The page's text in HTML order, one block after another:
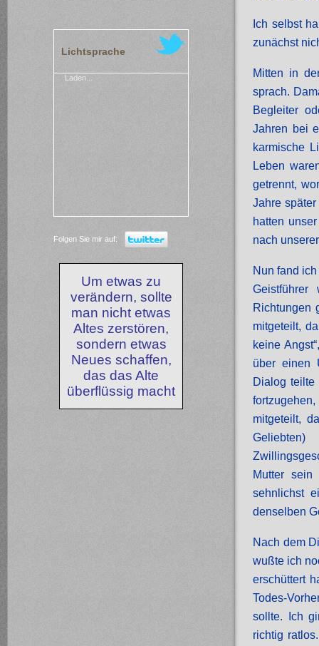
Ich selbst
zunächst
Mitten in
sprach.
Begleiter
Jahren bei
karmische
Leben
getrennt,
Jahre
hatten
nach
Nun fand
Richtungen
mitgeteilt,
keine
über einen
Dialog
mitgeteilt,
Mutter
sehnlichst
denselben
Nach dem
wußte ich
erschüttert
Todes-
sollte. Ich
richtig
Lichtsprache
Laden...
Folgen Sie mir auf:
Um etwas zu
verändern, sollte
man nicht etwas
Altes zerstören,
sondern etwas
Neues schaffen,
das das Alte
überflüssig macht